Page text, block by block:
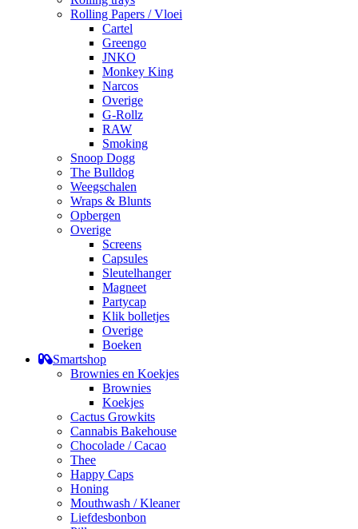
Rolling Papers / Vloei
Cartel
Greengo
JNKO
Monkey King
Narcos
Overige
G-Rollz
RAW
Smoking
Snoop Dogg
The Bulldog
Weegschalen
Wraps & Blunts
Opbergen
Overige
Screens
Capsules
Sleutelhanger
Magneet
Partycap
Klik bolletjes
Overige
Boeken
Smartshop
Brownies en Koekjes
Brownies
Koekjes
Cactus Growkits
Cannabis Bakehouse
Chocolade / Cacao
Thee
Happy Caps
Honing
Mouthwash / Kleaner
Liefdesbonbon